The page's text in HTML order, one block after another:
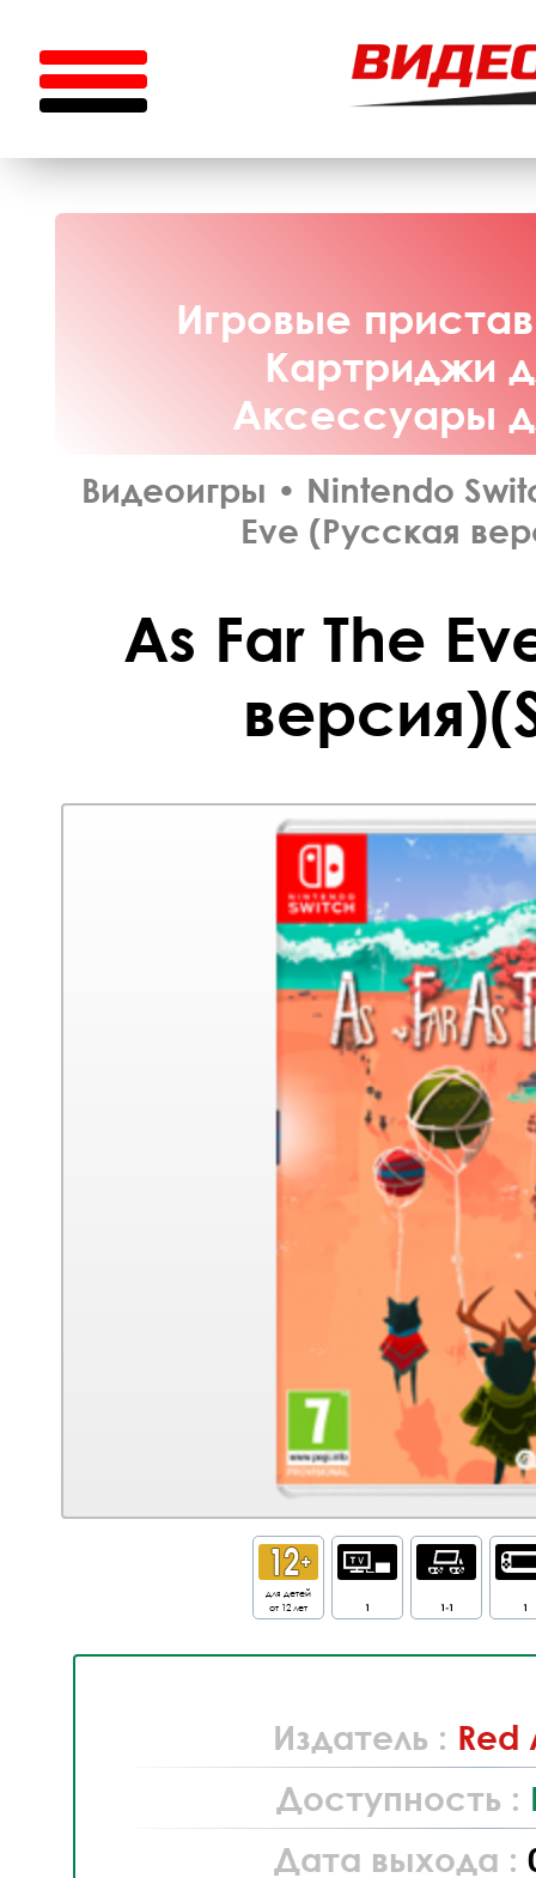
Игровые
Картриджи
Аксессуары
Видеоигры • Nintendo
Eve (Русская
As Far The
для детей
от 12 лет
1 1-1 1
Издатель : Red
Доступность :
Дата выхода :